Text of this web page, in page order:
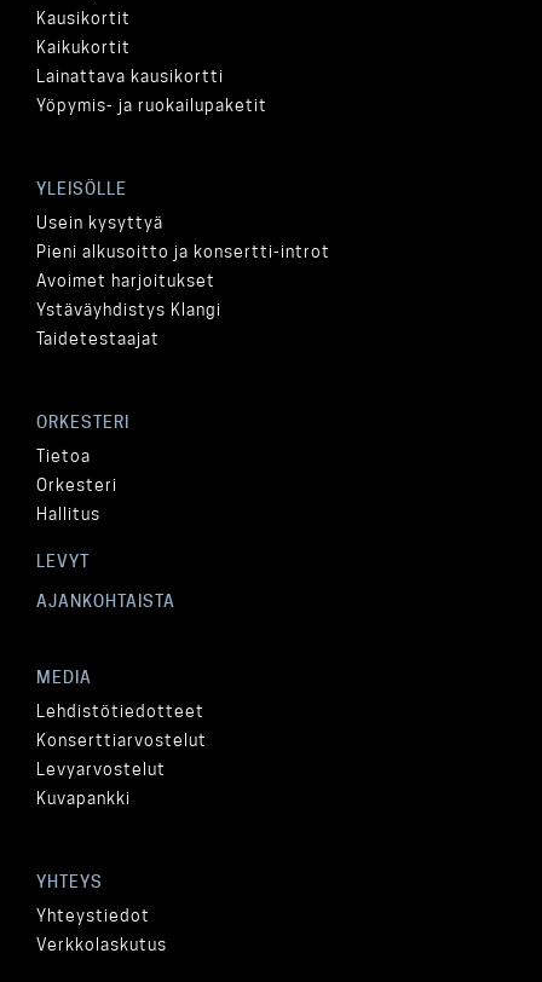
Kausikortit
Kaikukortit
Lainattava kausikortti
Yöpymis- ja ruokailupaketit
YLEISÖLLE
Usein kysyttyä
Pieni alkusoitto ja konsertti-introt
Avoimet harjoitukset
Ystäväyhdistys Klangi
Taidetestaajat
ORKESTERI
Tietoa
Orkesteri
Hallitus
LEVYT
AJANKOHTAISTA
MEDIA
Lehdistötiedotteet
Konserttiarvostelut
Levyarvostelut
Kuvapankki
YHTEYS
Yhteystiedot
Verkkolaskutus